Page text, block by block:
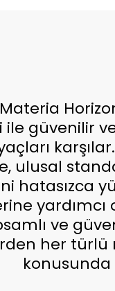
güvenilir
ulusal
hatasızca
ve
her türlü